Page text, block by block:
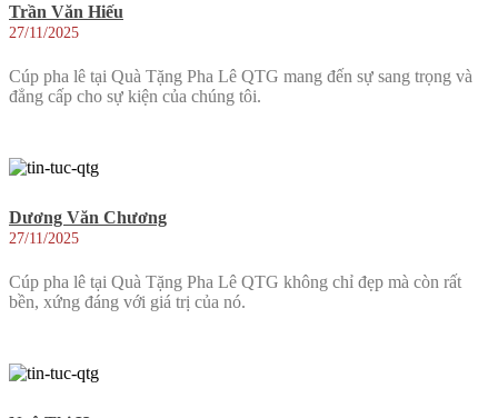
Trần Văn Hiếu
27/11/2025
Cúp pha lê tại Quà Tặng Pha Lê QTG mang đến sự sang trọng và
đẳng cấp cho sự kiện của chúng tôi.
Dương Văn Chương
27/11/2025
Cúp pha lê tại Quà Tặng Pha Lê QTG không chỉ đẹp mà còn rất
bền, xứng đáng với giá trị của nó.